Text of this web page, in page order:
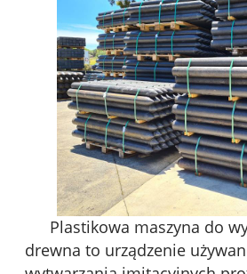
Plastikowa maszyna do
drewna to urządzenie